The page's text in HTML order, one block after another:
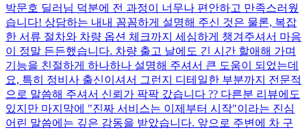
박문호 딜러님 덕분에 전 과정이 너무나 편안하고 만족스러웠
습니다! 상담하는 내내 꼼꼼하게 설명해 주신 것은 물론, 복잡
한 서류 절차와 차량 옵션 체크까지 세심하게 챙겨주셔서 마음
이 정말 든든했습니다. 차량 출고 날에도 긴 시간 할애해 가며
기능을 친절하게 하나하나 설명해 주셔서 큰 도움이 되었는데
요, 특히 정비사 출신이셔서 그런지 디테일한 부분까지 전문적
으로 말씀해 주셔서 신뢰가 팍팍 갔습니다 ?? 다른분 리뷰에도
있지만 마지막에 "진짜 서비스는 이제부터 시작"이라는 진심
어린 말씀에는 깊은 감동을 받았습니다. 앞으로 주변에 차 구